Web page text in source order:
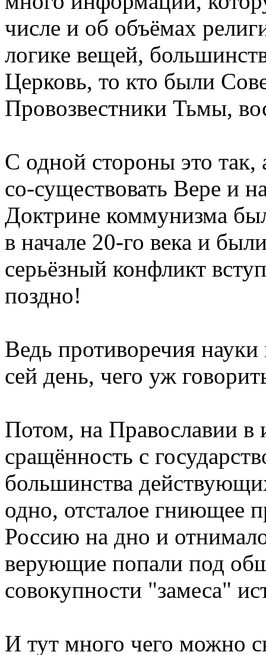
числе и об объёмах
логике вещей,
Церковь, то кто были
Провозвестники Тьмы,
С одной стороны это так,
со-существовать Вере и
Доктрине коммунизма
в начале 20-го века и
серьёзный конфликт
поздно!
Ведь противоречия
сей день, чего уж
Потом, на Православии в
сращённость с
большинства
одно, отсталое гниющее
Россию на дно и
верующие попали под
совокупности "замеса"
И тут много чего можно